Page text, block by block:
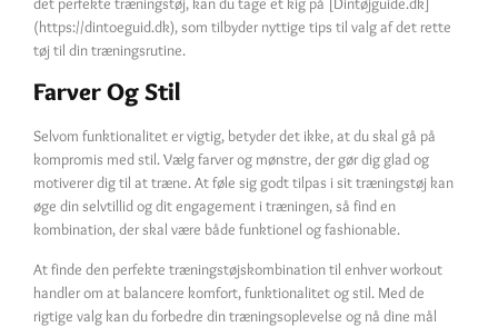
(https://dintoeguid.dk), som tilbyder nyttige tips til valg af det rette
tøj til din træningsrutine.
Farver Og Stil
Selvom funktionalitet er vigtig, betyder det ikke, at du skal gå på
kompromis med stil. Vælg farver og mønstre, der gør dig glad og
motiverer dig til at træne. At føle sig godt tilpas i sit træningstøj kan
øge din selvtillid og dit engagement i træningen, så find en
kombination, der skal være både funktionel og fashionable.
At finde den perfekte træningstøjskombination til enhver workout
handler om at balancere komfort, funktionalitet og stil. Med de
rigtige valg kan du forbedre din træningsoplevelse og nå dine mål